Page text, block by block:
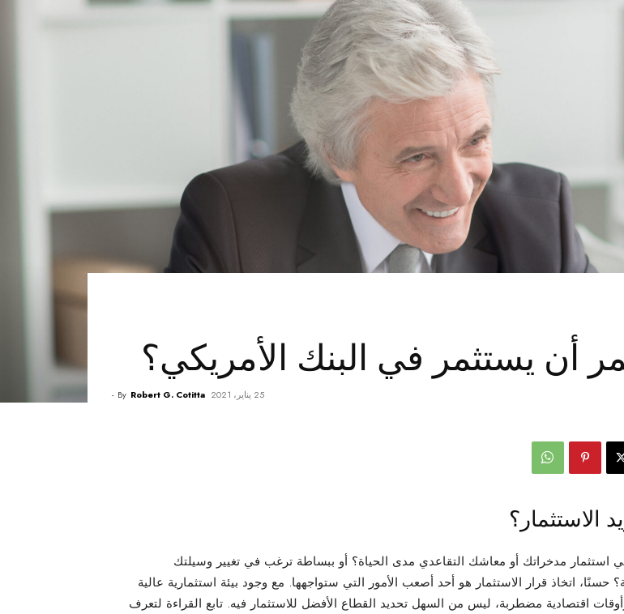
أن يستثمر في البنك الأمريكي؟
By Robert G. Cotitta
- 25 يناير، 2021
الاستثمار؟
استثمار مدخراتك أو معاشك التقاعدي مدى الحياة؟ أو ببساطة ترغب في تغيير وسيلتك
حسنًا، اتخاذ قرار الاستثمار هو أحد أصعب الأمور التي ستواجهها. مع وجود بيئة استثمارية عالية
اقتصادية مضطربة، ليس من السهل تحديد القطاع الأفضل للاستثمار فيه. تابع القراءة لتعرف